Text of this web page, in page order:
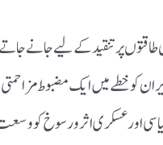
پر تنقید کے لیے جانے
کو خطے میں ایک مضبوط
اور عسکری اثر و رسوخ کو